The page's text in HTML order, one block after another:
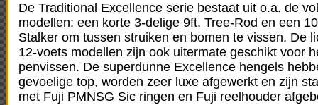
De Traditional Excellence serie bestaat uit o.a. de
modellen: een korte 3-delige 9ft. Tree-Rod en een
Stalker om tussen struiken en bomen te vissen. De
12-voets modellen zijn ook uitermate geschikt voor
penvissen. De superdunne Excellence hengels
gevoelige top, worden zeer luxe afgewerkt en zijn
met Fuji PMNSG Sic ringen en Fuji reelhouder